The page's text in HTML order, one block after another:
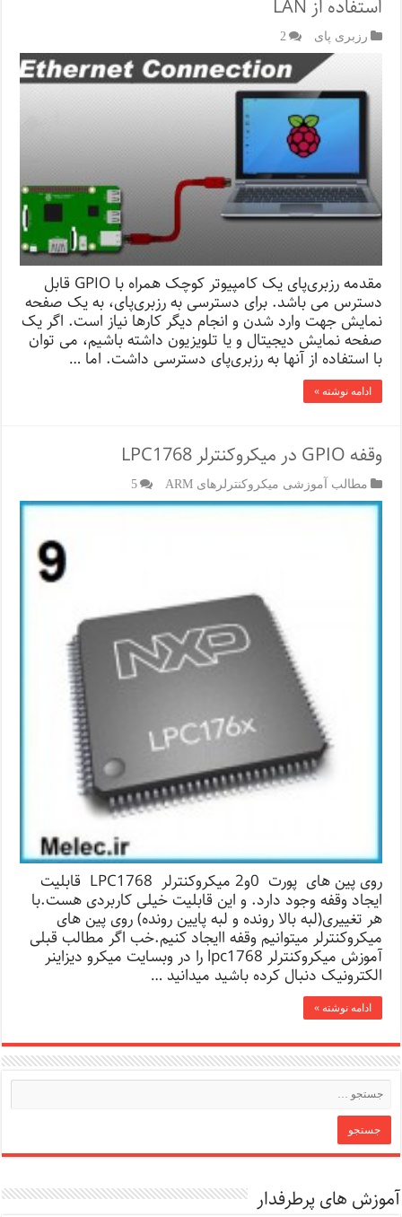
استفاده از LAN
رزبری پای 2
مقدمه رزبری‌پای یک کامپیوتر کوچک همراه با GPIO قابل
دسترس می باشد. برای دسترسی به رزبری‌پای، به یک صفحه
نمایش جهت وارد شدن و انجام دیگر کارها نیاز است. اگر یک
صفحه نمایش دیجیتال و یا تلویزیون داشته باشیم، می توان
با استفاده از آنها به رزبری‌پای دسترسی داشت. اما …
ادامه نوشته »
وقفه GPIO در میکروکنترلر LPC1768
مطالب آموزشی میکروکنترلرهای ARM 5
روی پین های پورت 0و2 میکروکنترلر LPC1768 قابلیت
ایجاد وقفه وجود دارد. و این قابلیت خیلی کاربردی هست.با
هر تغییری(لبه بالا رونده و لبه پایین رونده) روی پین های
میکروکنترلر میتوانیم وقفه اایجاد کنیم.خب اگر مطالب قبلی
آموزش میکروکنترلر lpc1768 را در وبسایت میکرو دیزاینر
الکترونیک دنبال کرده باشید میدانید …
ادامه نوشته »
آموزش های پرطرفدار